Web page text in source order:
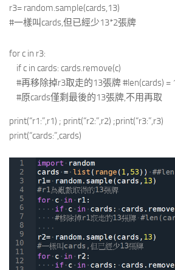
r3= random.sample(cards,13)
#一樣叫cards,但已經少13*2張牌
for c in r3:
if c in cards: cards.remove(c)
#再移除掉r3取走的13張牌 #len(cards) =
#原cards僅剩最後的13張牌,不用再取
print(“r1:”,r1) ; print(“r2:”,r2) ;print(“r3:”,r3)
print(“cards:”,cards)